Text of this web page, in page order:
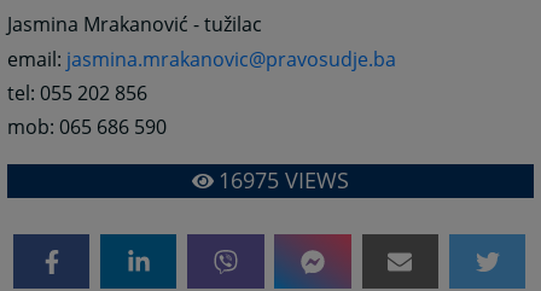
Jasmina Mrakanović - tužilac
email: jasmina.mrakanovic@pravosudje.ba
tel: 055 202 856
mob: 065 686 590
16975 VIEWS